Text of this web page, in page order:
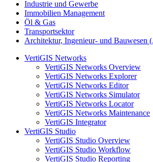
Industrie und Gewerbe
Immobilien Management
Öl & Gas
Transportsektor
Architektur, Ingenieur- und Bauwesen
VertiGIS Networks
VertiGIS Networks Overview
VertiGIS Networks Explorer
VertiGIS Networks Editor
VertiGIS Networks Simulator
VertiGIS Networks Locator
VertiGIS Networks Maintenance
VertiGIS Integrator
VertiGIS Studio
VertiGIS Studio Overview
VertiGIS Studio Workflow
VertiGIS Studio Reporting